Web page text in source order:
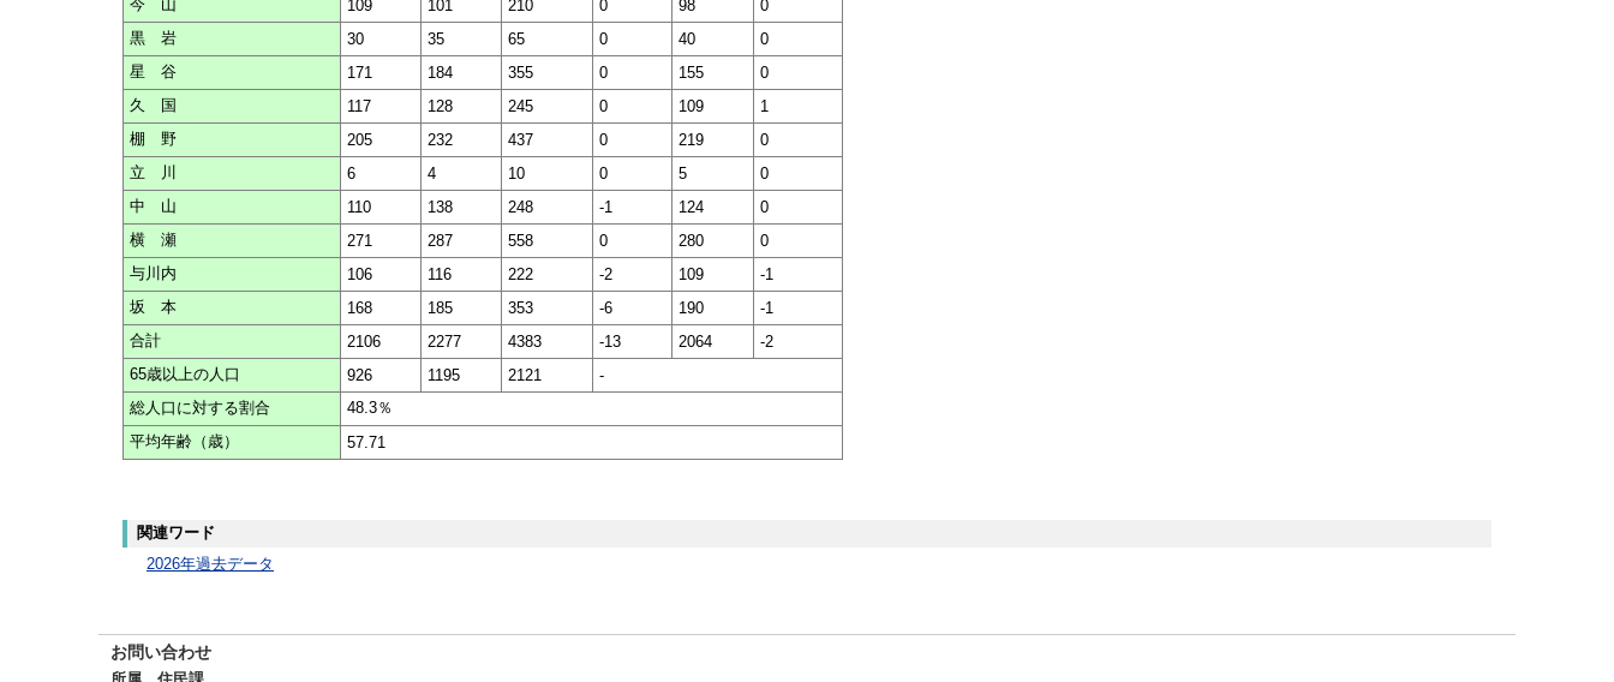
今 山
109 101 210 0 98
0
黒 岩
30 35 65 0 40
0
星 谷
171 184 355 0 155
0
久 国
117 128 245 0 109
1
棚 野
205 232 437 0 219
0
立 川
6 4 10 0 5
0
中 山
110 138 248 -1 124
0
横 瀬
271 287 558 0 280
0
与川内
106 116 222 -2 109
-1
坂 本
168 185 353 -6 190
-1
合計
2106 2277 4383 -13 2064
-2
65歳以上の人口
926 1195 2121
-
総人口に対する割合
48.3％
平均年齢（歳）
57.71
関連ワード
2026年過去データ
お問い合わせ